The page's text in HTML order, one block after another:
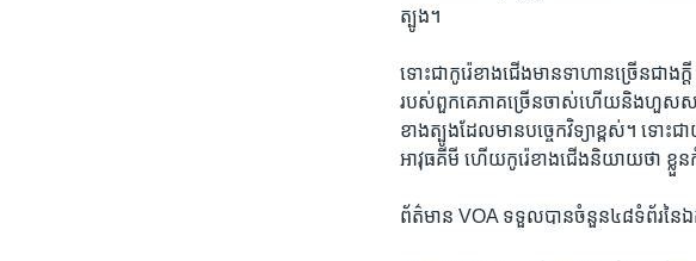
ត្បូង។
ទោះ​ជា​កូរ៉េ​ខាងជើង​មាន​ទាហាន​ច្រើន​ជា
របស់​ពួក​គេ​ភាគ​ច្រើន​ចាស់​ហើយ​និង​ហួស​ស
ខាងត្បូង​ដែល​មាន​បច្ចេក​វិទ្យា​ខ្ពស់។​ ទោ
អាវុធ​គីមី​ ហើយ​កូរ៉េខាង​ជើង​និយាយ​ថា​ ​ខ្លួន​កំ
ព័ត៌មាន​ VOA ​ទទួល​បាន​ចំនួន​៤៨​ទំព័រ​នៃ​ឯ